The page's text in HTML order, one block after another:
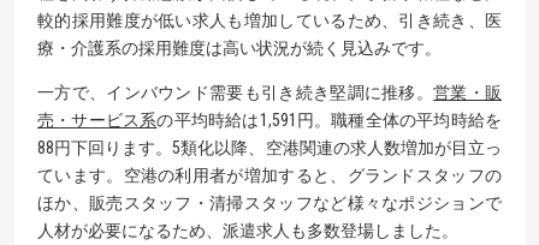
較的採用難度が低い求人も増加しているため、引き続き、医
療・介護系の採用難度は高い状況が続く見込みです。
一方で、インバウンド需要も引き続き堅調に推移。営業・販
売・サービス系の平均時給は1,591円。職種全体の平均時給を
88円下回ります。5類化以降、空港関連の求人数増加が目立っ
ています。空港の利用者が増加すると、グランドスタッフの
ほか、販売スタッフ・清掃スタッフなど様々なポジションで
人材が必要になるため、派遣求人も多数登場しました。